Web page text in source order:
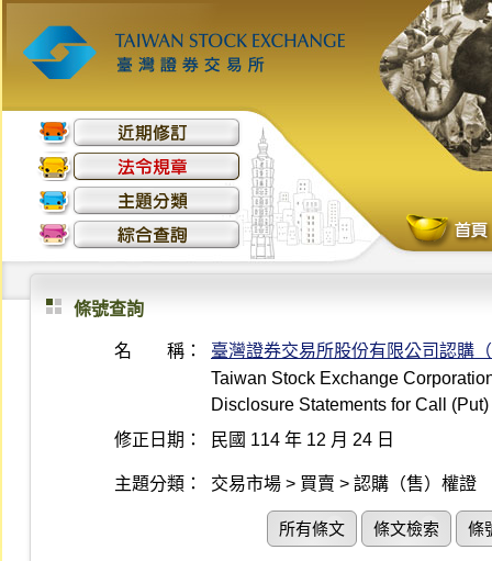
條號查詢
名 稱：
臺灣證券交易所股份有限公司認購
Taiwan Stock Exchange
Disclosure Statements for Call (Put)
修正日期：
民國 114 年 12 月 24 日
主題分類： 交易市場 > 買賣 > 認購（售）權證
所有條文 條文檢索 條